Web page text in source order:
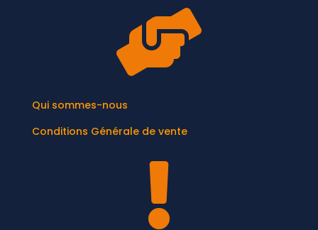

Qui sommes-nous
Conditions Générale de vente
